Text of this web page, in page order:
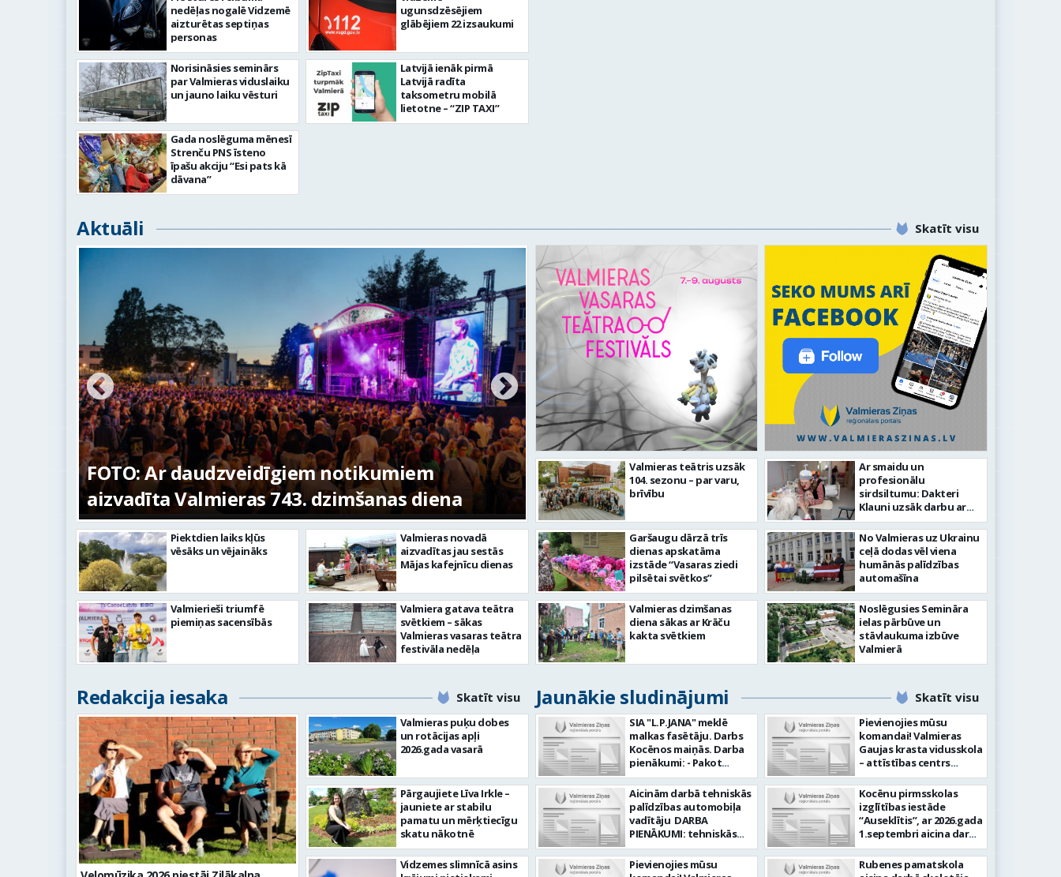
nedēļas nogalē Vidzemē
aizturētas septiņas
personas
Norisināsies seminārs
par Valmieras viduslaiku
un jauno laiku vēsturi
Gada noslēguma mēnesī
Strenču PNS īsteno
īpašu akciju “Esi pats kā
dāvana”
ugunsdzēsējiem
glābējiem 22 izsaukumi
Latvijā ienāk pirmā
Latvijā radīta
taksometru mobilā
lietotne – “ZIP TAXI”
Aktuāli Skatīt visu
diena
FOTO: Valmieras pilsētas svētku gājiens 2026
Valmierā turpinās īstenot nozīmīgus ielu
infrastruktūras investīciju projektus
Piektdien laiks kļūs
vēsāks un vējaināks
Valmierieši triumfē
piemiņas sacensībās
Valmieras novadā
aizvadītas jau sestās
Mājas kafejnīcu dienas
Valmiera gatava teātra
svētkiem – sākas
Valmieras vasaras teātra
festivāla nedēļa
Valmieras teātris uzsāk
104. sezonu – par varu,
brīvību
Garšaugu dārzā trīs
dienas apskatāma
izstāde “Vasaras ziedi
pilsētai svētkos”
Valmieras dzimšanas
diena sākas ar Krāču
kakta svētkiem
Ar smaidu un
profesionālu
sirdsiltumu: Dakteri
Klauni uzsāk darbu ar
senioriem Vidzemes
slimnīcā
No Valmieras uz Ukrainu
ceļā dodas vēl viena
humānās palīdzības
automašīna
Noslēgusies Semināra
ielas pārbūve un
stāvlaukuma izbūve
Valmierā
Redakcija iesaka Skatīt visu Jaunākie sludinājumi Skatīt visu
Valmieras puķu dobes
un rotācijas apļi
2026.gada vasarā
Pārgaujiete Līva Irkle –
jauniete ar stabilu
pamatu un mērķtiecīgu
skatu nākotnē
Vidzemes slimnīcā asins
SIA "L.P.JANA" meklē
malkas fasētāju. Darbs
Kocēnos maiņās. Darba
pienākumi: - Pakot
kamīnmalku, atbilstoši
darba uzdevumam -
Marķēt un pārbaudīt
gatavo produkciju -
Rūpēties par darba
darba vietā Prasības
kandidātiem: - Laba
Aicinām darbā tehniskās
palīdzības automobiļa
vadītāju DARBA
PIENĀKUMI: tehniskās
palīdzības sniegšana
transportlīdzekļu
evakuācija
Pievienojies mūsu
Pievienojies mūsu
komandai! Valmieras
Gaujas krasta vidusskola
– attīstības centrs
(adrese: Jumaras iela 9,
Valmiera) aicina darbā
SPECIĀLO PEDAGOGU
PIRMSSKOLĀ. Ja Tev ir
vēlme: Veikt bērnu
attīstības, mācīšanās un
speciālo vajadzību
izvērtēšanu savas
Kocēnu pirmsskolas
izglītības iestāde
“Auseklītis”, ar 2026.gada
1.septembri aicina darbā
radošu pirmsskolas
izglītības mūzikas
skolotāju (0,675 likmes,
Rubenes pamatskola